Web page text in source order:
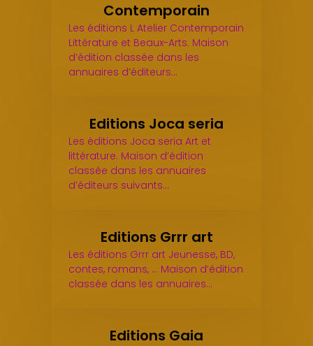
Contemporain
Les éditions L Atelier Contemporain
Littérature et Beaux-Arts. Maison
d’édition classée dans les
annuaires d’éditeurs…
Editions Joca seria
Les éditions Joca seria Art et
littérature. Maison d’édition
classée dans les annuaires
d’éditeurs suivants…
Editions Grrr art
Les éditions Grrr art Jeunesse, BD,
contes, romans, ... Maison d’édition
classée dans les annuaires…
Editions Gaia